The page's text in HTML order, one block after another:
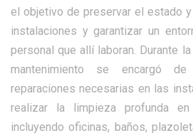
el objetivo de preservar el estado
instalaciones y garantizar un
personal que allí laboran. Durante
mantenimiento se encargó
reparaciones necesarias en las
realizar la limpieza profunda
incluyendo oficinas, baños,